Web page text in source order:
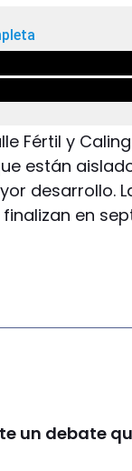
Fértil y
están
desarrollo.
en
un debate